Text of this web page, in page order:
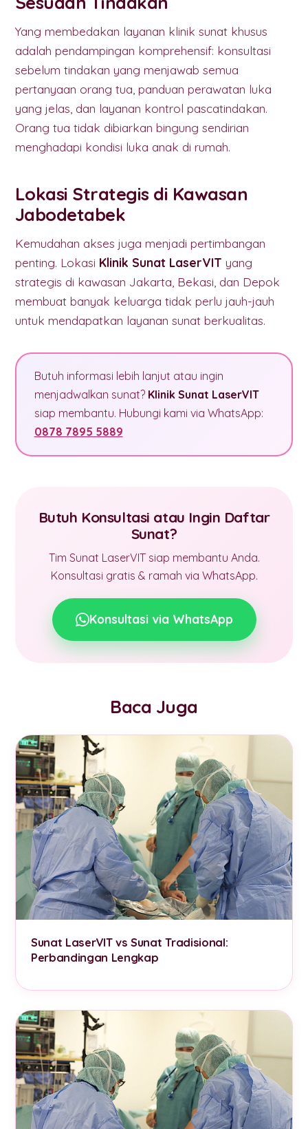
Yang membedakan layanan klinik sunat khusus
adalah pendampingan komprehensif: konsultasi
sebelum tindakan yang menjawab semua
pertanyaan orang tua, panduan perawatan luka
yang jelas, dan layanan kontrol pascatindakan.
Orang tua tidak dibiarkan bingung sendirian
menghadapi kondisi luka anak di rumah.
Lokasi Strategis di Kawasan
Jabodetabek
Kemudahan akses juga menjadi pertimbangan
penting. Lokasi Klinik Sunat LaserVIT yang
strategis di kawasan Jakarta, Bekasi, dan Depok
membuat banyak keluarga tidak perlu jauh-jauh
untuk mendapatkan layanan sunat berkualitas.
Butuh informasi lebih lanjut atau ingin
menjadwalkan sunat? Klinik Sunat LaserVIT
siap membantu. Hubungi kami via WhatsApp:
0878 7895 5889
Butuh Konsultasi atau Ingin Daftar
Sunat?
Tim Sunat LaserVIT siap membantu Anda.
Konsultasi gratis & ramah via WhatsApp.
Konsultasi via WhatsApp
Baca Juga
Sunat LaserVIT vs Sunat Tradisional:
Perbandingan Lengkap